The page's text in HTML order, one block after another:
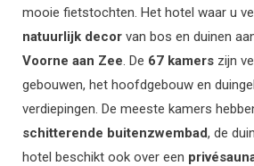
mooie fietstochten. Het hotel waar u
natuurlijk decor van bos en duinen
Voorne aan Zee. De 67 kamers zijn
gebouwen, het hoofdgebouw en
verdiepingen. De meeste kamers
schitterende buitenzwembad, de
hotel beschikt ook over een